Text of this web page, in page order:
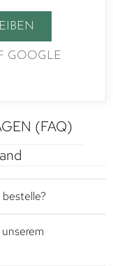
GOOGLE
(FAQ)
bestelle?